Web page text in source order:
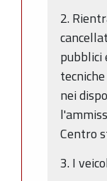
2.
pubblici
nei
Centro
3. I